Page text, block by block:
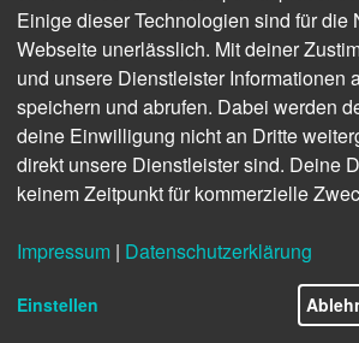
Erst seit 2011 müssen auch weibliche
Einsatz kommen. Das zeigt:
auszuschließen geschieht schneller, als
Alexander Britz, Head of Digital
Intelligence beiMicrosoft Deutschland.
Unbewusste Diskriminierung vermeiden
wie die folgenden Beispiele zeigen:
2015 stellte Google eine Foto-App
Einige dieser Technologien sind für die
Webseite unerlässlich. Mit deiner
und unsere Dienstleister Informationen
speichern und abrufen. Dabei werden
deine Einwilligung nicht an Dritte
direkt unsere Dienstleister sind. Deine
keinem Zeitpunkt für kommerzielle
Impressum | Datenschutzerklärung
Einstellen